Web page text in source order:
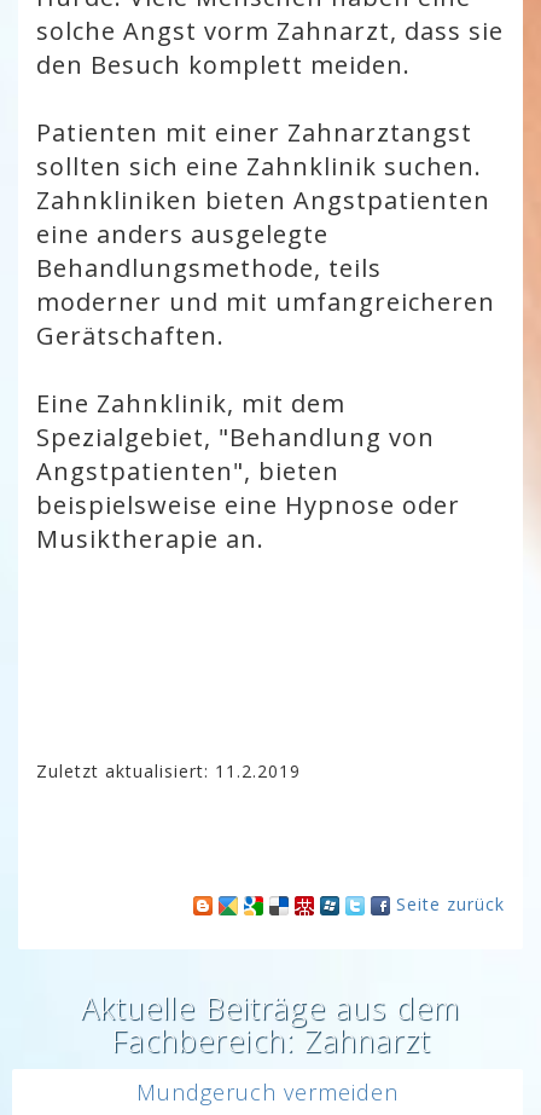
solche Angst vorm Zahnarzt, dass sie
den Besuch komplett meiden.
Patienten mit einer Zahnarztangst
sollten sich eine Zahnklinik suchen.
Zahnkliniken bieten Angstpatienten
eine anders ausgelegte
Behandlungsmethode, teils
moderner und mit umfangreicheren
Gerätschaften.
Eine Zahnklinik, mit dem
Spezialgebiet, "Behandlung von
Angstpatienten", bieten
beispielsweise eine Hypnose oder
Musiktherapie an.
Zuletzt aktualisiert: 11.2.2019
Seite zurück
Aktuelle Beiträge aus dem
Fachbereich: Zahnarzt
Mundgeruch vermeiden